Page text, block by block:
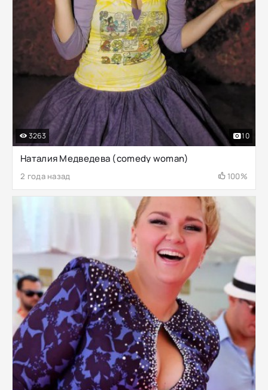
Наталия Медведева (comedy woman)
2 года назад 100%
3263 10